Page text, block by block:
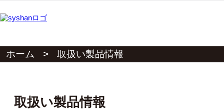
ホーム > 取扱い製品情報
取扱い製品情報